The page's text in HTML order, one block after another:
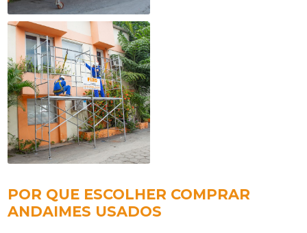
POR QUE ESCOLHER COMPRAR
ANDAIMES USADOS